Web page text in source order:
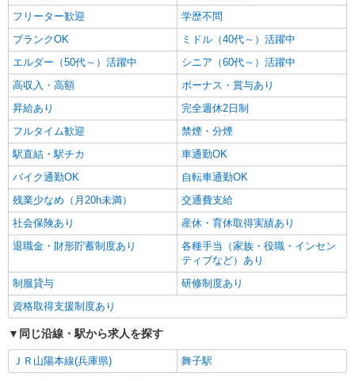
フリーター歓迎
学歴不問
ブランクOK
ミドル（40代～）活躍中
エルダー（50代～）活躍中
シニア（60代～）活躍中
高収入・高額
ボーナス・賞与あり
昇給あり
完全週休2日制
フルタイム歓迎
禁煙・分煙
駅直結・駅チカ
車通勤OK
バイク通勤OK
自転車通勤OK
残業少なめ（月20h未満）
交通費支給
社会保険あり
産休・育休取得実績あり
退職金・財形貯蓄制度あり
各種手当（家族・役職・インセン
ティブなど）あり
制服貸与
研修制度あり
資格取得支援制度あり
同じ沿線・駅から求人を探す
ＪＲ山陽本線(兵庫県) 舞子駅